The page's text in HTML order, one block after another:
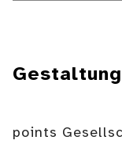
points